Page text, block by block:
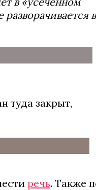
в
туда закрыт,
речь. Также